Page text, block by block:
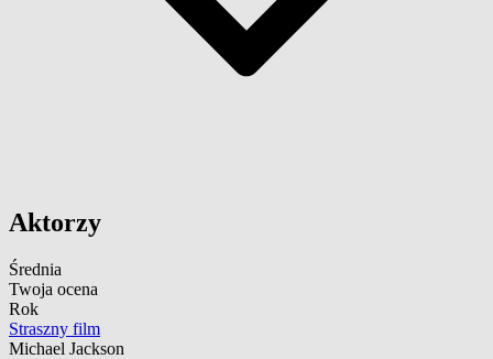
Aktorzy
Średnia
Twoja ocena
Rok
Straszny film
Michael Jackson